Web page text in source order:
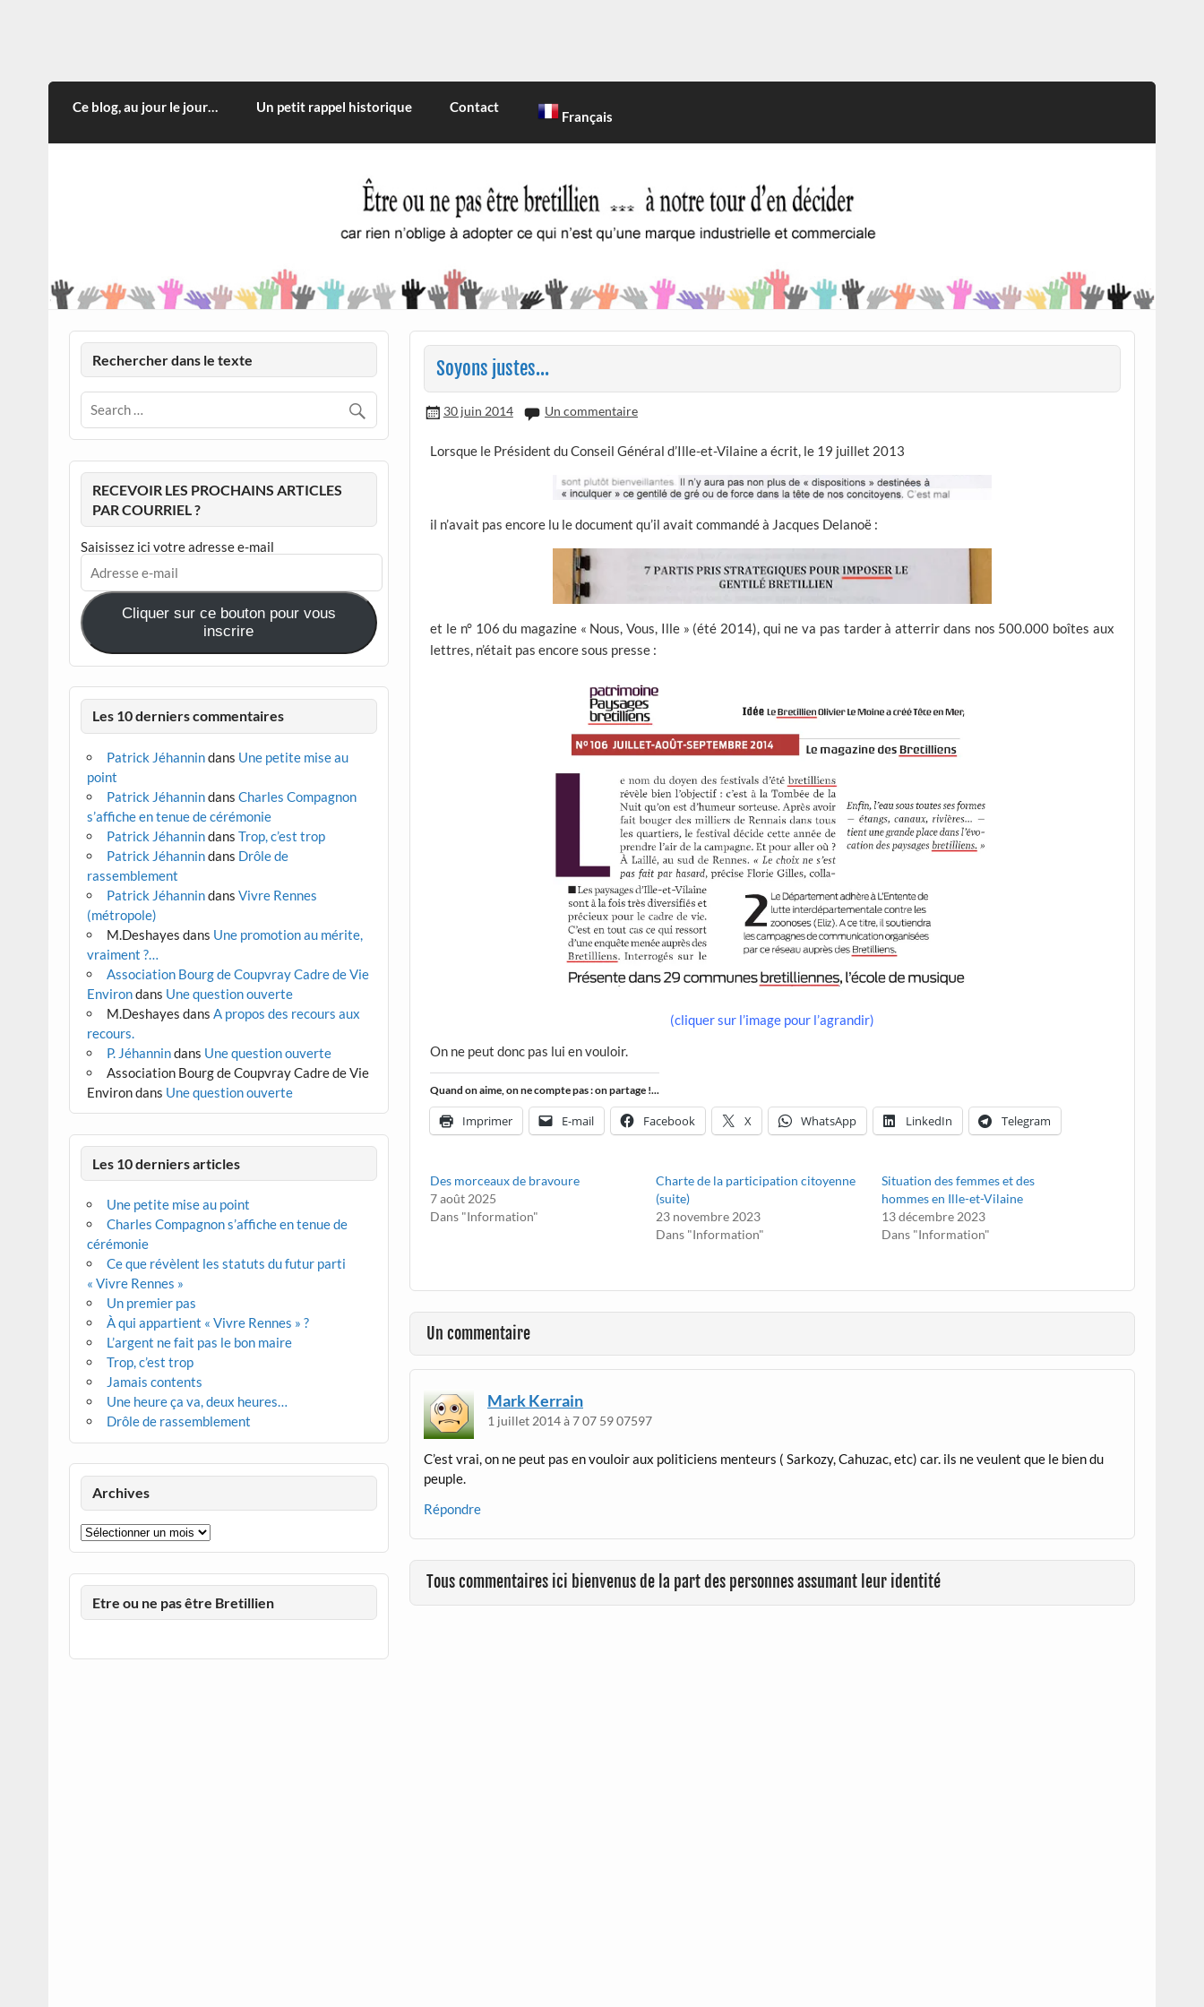
CITOYEN D'ILLE-ET-VILAINE
Ce blog, au jour le jour… Un petit rappel historique Contact
Français
Soyons justes…
30 juin 2014 Un commentaire
Lorsque le Président du Conseil Général d’Ille-et-Vilaine a écrit, le 19 juillet 2013
il n’avait pas encore lu le document qu’il avait commandé à Jacques Delanoë :
et le n° 106 du magazine « Nous, Vous, Ille » (été 2014), qui ne va pas tarder à atterrir dans nos 500.000 boîtes aux
lettres, n’était pas encore sous presse :
(cliquer sur l’image pour l’agrandir)
On ne peut donc pas lui en vouloir.
Quand on aime, on ne compte pas : on partage !...
Imprimer E-mail Facebook X WhatsApp LinkedIn Telegram
Des morceaux de bravoure
7 août 2025
Dans "Information"
Charte de la participation citoyenne
(suite)
23 novembre 2023
Dans "Information"
Situation des femmes et des
hommes en Ille-et-Vilaine
13 décembre 2023
Dans "Information"
Un commentaire
Mark Kerrain
1 juillet 2014 à 7 07 59 07597
C’est vrai, on ne peut pas en vouloir aux politiciens menteurs ( Sarkozy, Cahuzac, etc) car. ils ne veulent que le bien du
peuple.
Répondre
Tous commentaires ici bienvenus de la part des personnes assumant leur identité
Rechercher dans le texte
RECEVOIR LES PROCHAINS ARTICLES
PAR COURRIEL ?
Saisissez ici votre adresse e-mail
Adresse
e-
mail
Cliquer sur ce bouton pour vous
inscrire
Les 10 derniers commentaires
Patrick Jéhannindans Une petite mise au
point
Patrick Jéhannindans Charles Compagnon
s’affiche en tenue de cérémonie
Patrick Jéhannindans Trop, c’est trop
Patrick Jéhannindans Drôle de
rassemblement
Patrick Jéhannindans Vivre Rennes
(métropole)
M.Deshayes dans Une promotion au mérite,
vraiment ?…
Association Bourg de Coupvray Cadre de Vie
Environdans Une question ouverte
M.Deshayes dans A propos des recours aux
recours.
P. Jéhannindans Une question ouverte
Association Bourg de Coupvray Cadre de Vie
Environdans Une question ouverte
Les 10 derniers articles
Une petite mise au point
Charles Compagnon s’affiche en tenue de
cérémonie
Ce que révèlent les statuts du futur parti
« Vivre Rennes »
Un premier pas
À qui appartient « Vivre Rennes » ?
L’argent ne fait pas le bon maire
Trop, c’est trop
Jamais contents
Une heure ça va, deux heures…
Drôle de rassemblement
Archives
Archives
Etre ou ne pas être Bretillien